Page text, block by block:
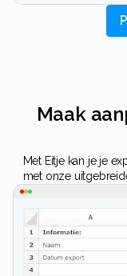
Maak aanpassingen in filters en
Met Eitje kan je je exports volledig aanpassen op jouw wensen
met onze